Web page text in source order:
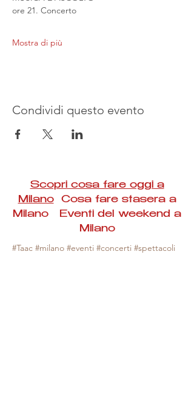
ore 21. Concerto
Mostra di più
Condividi questo evento
Scopri cosa fare oggi a
MilanoCosa fare stasera a
Milano Eventi del weekend a
Milano
#Taac #milano #eventi #concerti #spettacoli